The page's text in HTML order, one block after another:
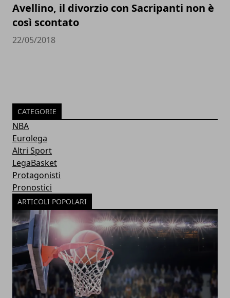
Avellino, il divorzio con Sacripanti non è
così scontato
22/05/2018
CATEGORIE
NBA
Eurolega
Altri Sport
LegaBasket
Protagonisti
Pronostici
ARTICOLI POPOLARI